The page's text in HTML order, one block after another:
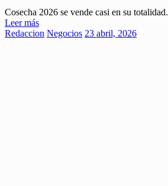
Cosecha 2026 se vende casi en su totalidad.
Leer más
Redaccion Negocios 23 abril, 2026